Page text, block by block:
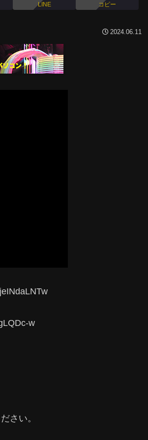
LINE コピー
2024.06.11
w
さい。